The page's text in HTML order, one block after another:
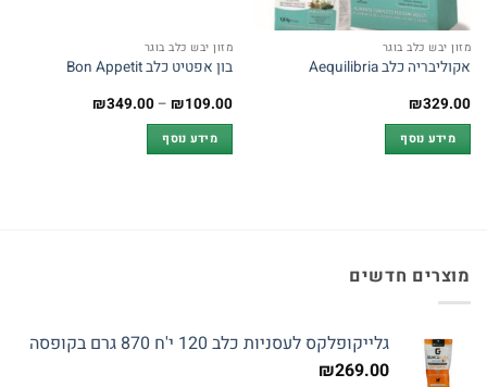
מזון יבש כלב בוגר
אקוליבריה כלב Aequilibria
₪329.00
מידע נוסף
מזון יבש כלב בוגר
בון אפטיט כלב Bon Appetit
₪109.00
–
₪349.00 טווח
מידע נוסף
מוצרים חדשים
גלייקופלקס לעסניות כלב 120 י'ח 870 גרם בקופסה
₪269.00